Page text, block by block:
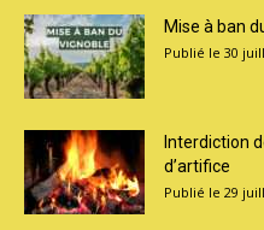
Mise à ban
30
Interdiction
d’artifice
29